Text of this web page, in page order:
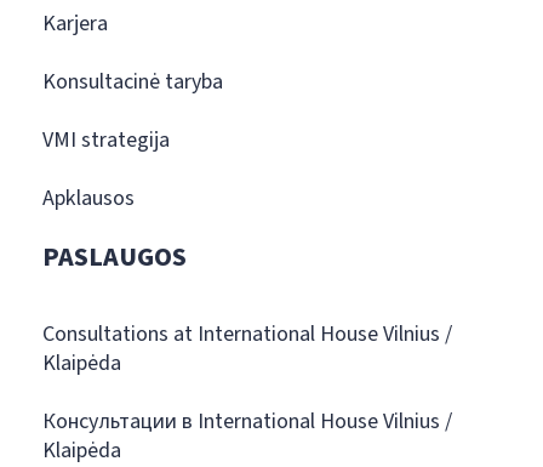
Karjera
Konsultacinė taryba
VMI strategija
Apklausos
PASLAUGOS
Consultations at International House Vilnius /
Klaipėda
Консультации в International House Vilnius /
Klaipėda